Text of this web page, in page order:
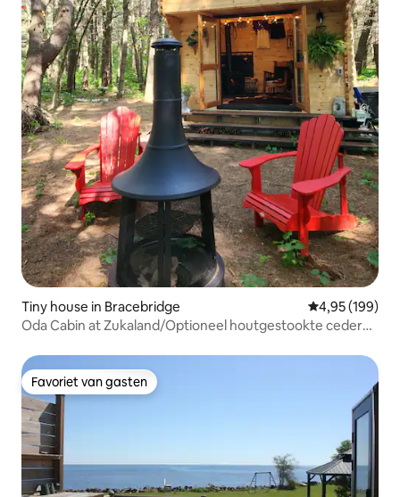
Tiny house in Bracebridge Gemiddelde
4,95 (199)
Oda Cabin at Zukaland/Optioneel houtgestookte ceder
Favoriet van gasten
Favoriet van gasten